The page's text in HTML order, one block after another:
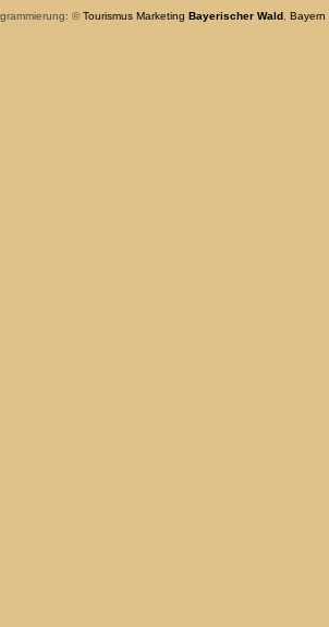
©Tourismus Marketing Bayerischer Wald Bayern